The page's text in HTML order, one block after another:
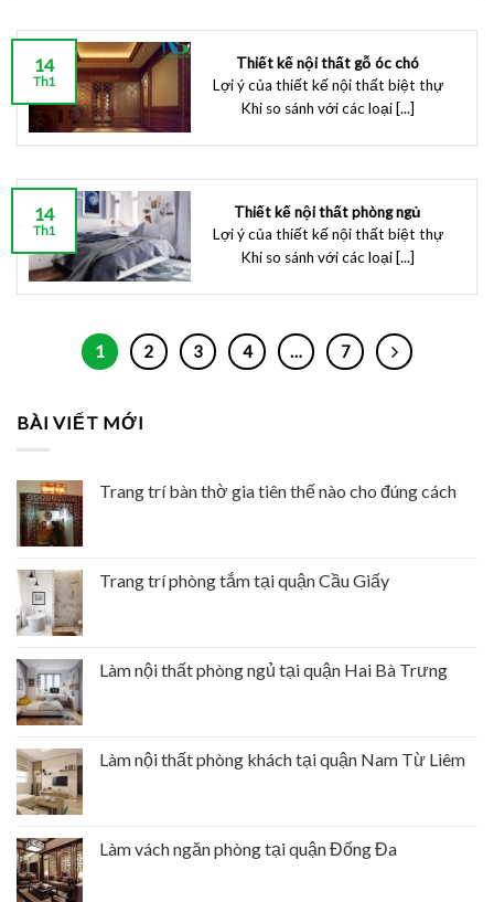
BÀI VIẾT MỚI
Trang trí bàn thờ gia tiên thế nào cho đúng cách
Trang trí phòng tắm tại quận Cầu Giấy
Làm nội thất phòng ngủ tại quận Hai Bà Trưng
Làm nội thất phòng khách tại quận Nam Từ Liêm
Làm vách ngăn phòng tại quận Đống Đa
Thiết kế nội thất gỗ óc chó
Lợi ý của thiết kế nội thất biệt thự
Khi so sánh với các loại [...]
14
Th1
Thiết kế nội thất phòng ngủ
Lợi ý của thiết kế nội thất biệt thự
Khi so sánh với các loại [...]
14
Th1
1 2 3 4 … 7